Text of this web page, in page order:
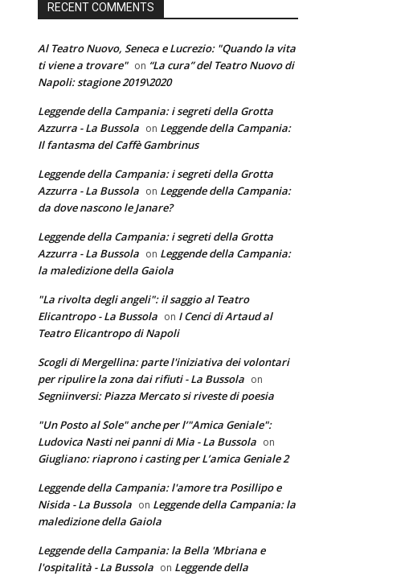
RECENT COMMENTS
Al Teatro Nuovo, Seneca e Lucrezio: "Quando la vita
ti viene a trovare" on “La cura” del Teatro Nuovo di
Napoli: stagione 2019\2020
Leggende della Campania: i segreti della Grotta
Azzurra - La Bussola on Leggende della Campania:
Il fantasma del Caffè Gambrinus
Leggende della Campania: i segreti della Grotta
Azzurra - La Bussola on Leggende della Campania:
da dove nascono le Janare?
Leggende della Campania: i segreti della Grotta
Azzurra - La Bussola on Leggende della Campania:
la maledizione della Gaiola
"La rivolta degli angeli": il saggio al Teatro
Elicantropo - La Bussola on I Cenci di Artaud al
Teatro Elicantropo di Napoli
Scogli di Mergellina: parte l'iniziativa dei volontari
per ripulire la zona dai rifiuti - La Bussola on
Segniinversi: Piazza Mercato si riveste di poesia
"Un Posto al Sole" anche per l’"Amica Geniale":
Ludovica Nasti nei panni di Mia - La Bussola on
Giugliano: riaprono i casting per L’amica Geniale 2
Leggende della Campania: l'amore tra Posillipo e
Nisida - La Bussola on Leggende della Campania: la
maledizione della Gaiola
Leggende della Campania: la Bella 'Mbriana e
l'ospitalità - La Bussola on Leggende della